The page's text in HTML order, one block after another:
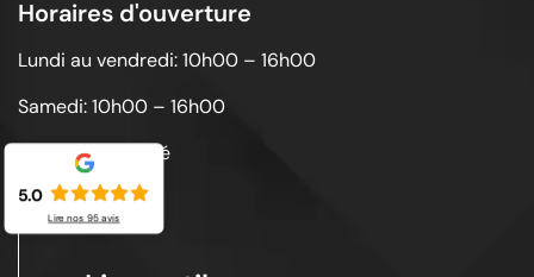
Horaires d'ouverture
Lundi au vendredi: 10h00 – 16h00
Samedi: 10h00 – 16h00
Dimanche: Fermé
5.0
Lire nos 95avis